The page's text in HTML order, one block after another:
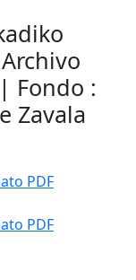
Fondo :
Zavala
PDF
PDF